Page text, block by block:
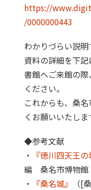
https://
/0000000443
わかりづらい説明
資料の詳細を下
書館へご来館の
ください。
これからも、桑
くお願いいたしま
◆参考文献
・
『徳川四天王の
編 桑名市博物
・
『桑名城』
（[